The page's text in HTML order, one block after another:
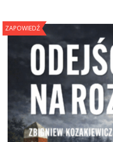
ZAPOWIEDŹ